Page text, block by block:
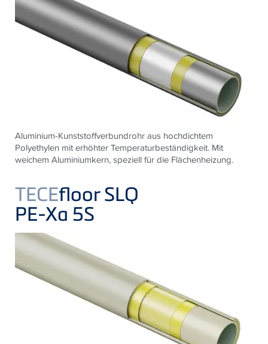
Aluminium-Kunststoffverbundrohr aus hochdichtem
Polyethylen mit erhöhter Temperaturbeständigkeit. Mit
weichem Aluminiumkern, speziell für die Flächenheizung.
TECEfloor SLQ
PE-Xa 5S